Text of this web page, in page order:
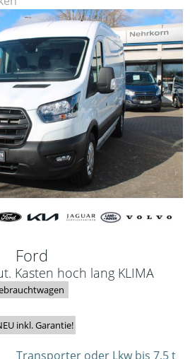
Ford
Kasten hoch lang KLIMA
inkl. Garantie!
Transporter oder Lkw bis 7,5 t